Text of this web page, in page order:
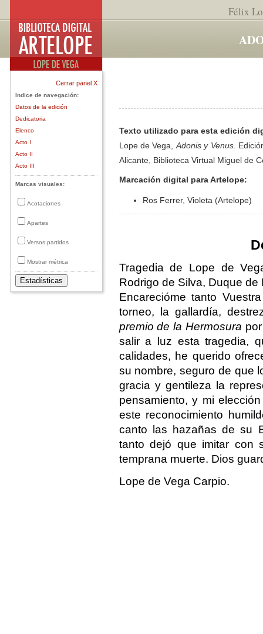
Félix
Cerrar panel X
Indice de navegación:
Datos de la edición
Dedicatoria
Elenco
Acto I
Acto II
Acto III
Marcas visuales:
Acotaciones
Apartes
Versos partidos
Mostrar métrica
Texto utilizado para esta edición
Lope de Vega, Adonis y Venus.
Alicante, Biblioteca Virtual Miguel de
Marcación digital para Artelope:
Ros Ferrer, Violeta (Artelope)
Tragedia de Lope de
Rodrigo de Silva, Duque de
Encarecióme tanto
torneo, la gallardía,
premio de la Hermosura
salir a luz esta tragedia,
calidades, he querido
su nombre, seguro de que
gracia y gentileza la
pensamiento, y mi
este reconocimiento
canto las hazañas de su
tanto dejó que imitar con
temprana muerte. Dios
Lope de Vega Carpio.